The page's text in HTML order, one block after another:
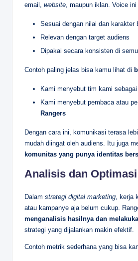
email, website , maupun iklan. Voice
Sesuai dengan nilai dan karakter
Relevan dengan target audiens
Dipakai secara konsisten di
Contoh paling jelas bisa kamu lihat di
Kami menyebut tim kami sebagai
Kami menyebut pembaca atau
Rangers
Dengan cara ini, komunikasi terasa
mudah diingat oleh audiens. Itu juga
komunitas yang punya identitas
Analisis dan
Dalam strategi digital marketing , kerja
atau kampanye aja belum cukup.
menganalisis hasilnya dan
strategi yang dijalankan makin efektif.
Contoh metrik sederhana yang bisa